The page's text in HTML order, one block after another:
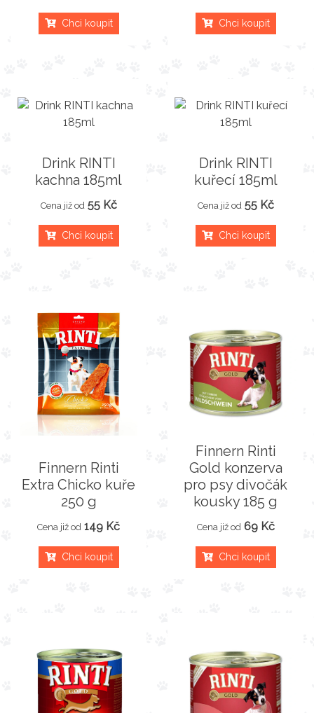
Chci koupit Chci koupit
Drink RINTI
kachna 185ml
Cena již od 55 Kč
Chci koupit
Drink RINTI
kuřecí 185ml
Cena již od 55 Kč
Chci koupit
Finnern Rinti
Extra Chicko kuře
250 g
Cena již od 149 Kč
Chci koupit
Finnern Rinti
Gold konzerva
pro psy divočák
kousky 185 g
Cena již od 69 Kč
Chci koupit